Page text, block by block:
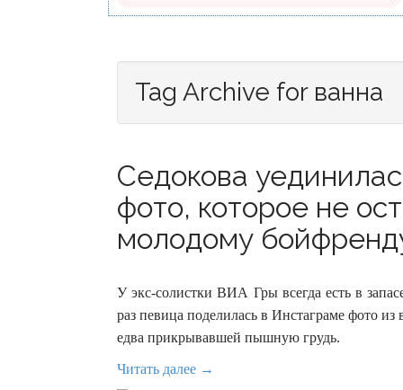
Tag Archive for ванна
Седокова
фото, которое не
молодому
У экс-солистки ВИА Гры всегда есть в
раз певица поделилась в Инстаграме фото
едва прикрывавшей пышную грудь.
Читать далее →